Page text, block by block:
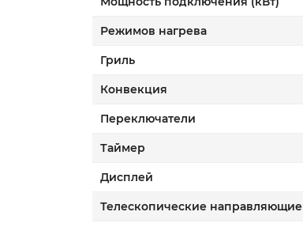
Режимов нагрева
Гриль
Конвекция
Переключатели
Таймер
Дисплей
Телескопические направляющие